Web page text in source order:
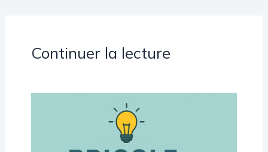
Continuer la lecture